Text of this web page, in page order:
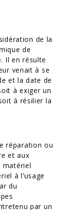
de la
de
Il en résulte
venait à se
et la date de
à exiger un
à résilier la
réparation ou
et aux
matériel
à l’usage
du
par un